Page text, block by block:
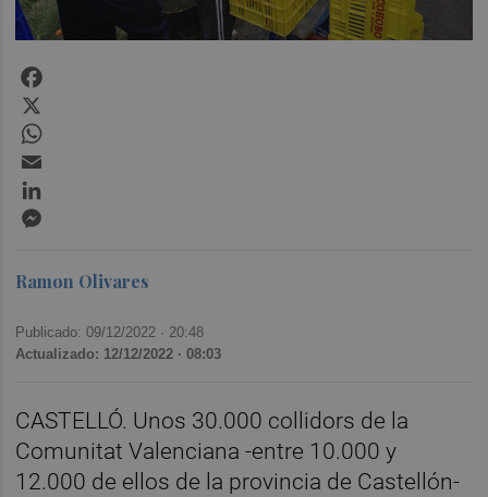
Ramon Olivares
Publicado: 09/12/2022 · 20:48
Actualizado: 12/12/2022 · 08:03
CASTELLÓ. Unos 30.000 collidors de la
Comunitat Valenciana -entre 10.000 y
12.000 de ellos de la provincia de Castellón-